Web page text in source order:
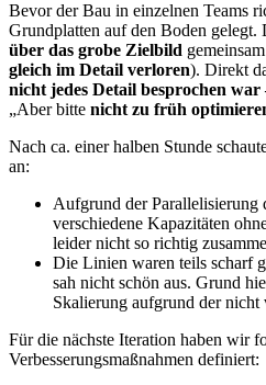
Bevor der Bau in einzelnen Teams
Grundplatten auf den Boden gelegt.
über das grobe Zielbild
gleich im Detail verloren). Direkt
nicht jedes Detail besprochen
„Aber bitte nicht zu früh
Nach ca. einer halben Stunde
an:
Aufgrund der Parallelisierung
verschiedene Kapazitäten
leider nicht so richtig
Die Linien waren teils scharf
sah nicht schön aus. Grund
Skalierung aufgrund der
Für die nächste Iteration haben wir
Verbesserungsmaßnahmen definiert: